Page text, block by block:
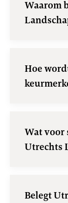
Waarom
Hoe
Wat voor
Utrechts
Belegt